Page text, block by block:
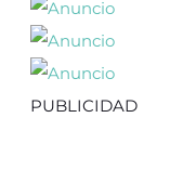
PUBLICIDAD